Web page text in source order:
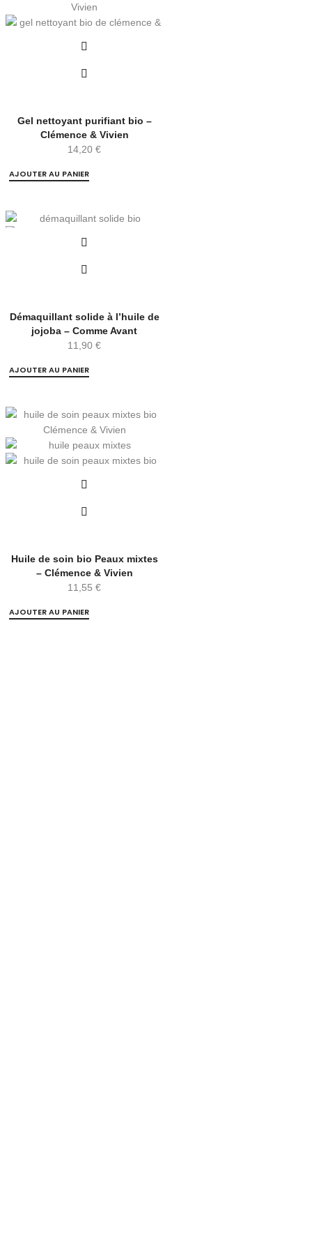
Gel nettoyant purifiant bio –
Clémence & Vivien
14,20€
AJOUTER AU PANIER
Démaquillant solide à l’huile de
jojoba – Comme Avant
11,90€
AJOUTER AU PANIER
Huile de soin bio Peaux mixtes
– Clémence & Vivien
11,55€
AJOUTER AU PANIER